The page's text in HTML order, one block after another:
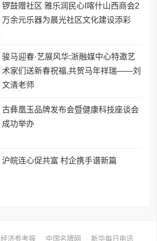
锣鼓赠社区 雅乐润民心I喀什山西商会2
万余元乐器为晨光社区文化建设添彩
骏马迎春·艺展风华:浙融媒中心特邀艺
术家们送新春祝福,共贺马年祥瑞——刘
文清老师
古彝凰玉品牌发布会暨健康科技座谈会
成功举办
沪皖连心促共富 村企携手谱新篇
经济参考报 中国名牌网 新华每日电讯